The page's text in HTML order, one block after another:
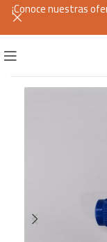
¡Conoce nuestras